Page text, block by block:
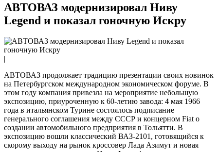
АВТОВАЗ модернизировал Ниву
Legend и показал гоночную Искру
|
АВТОВАЗ продолжает традицию презентации своих новинок
на Петербургском международном экономическом форуме. В
этом году компания привезла на мероприятие небольшую
экспозицию, приуроченную к 60-летию завода: 4 мая 1966
года в итальянском Турине состоялось подписание
генерального соглашения между СССР и концерном Fiat о
создании автомобильного предприятия в Тольятти. В
экспозицию вошли классический ВАЗ-2101, готовящийся к
скорому выходу на рынок кроссовер Лада Азимут и новая